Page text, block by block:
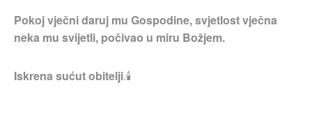
Pokoj vječni daruj mu Gospodine, svjetlost vječna
neka mu svijetli, počivao u miru Božjem.
Iskrena sućut obitelji.🕯